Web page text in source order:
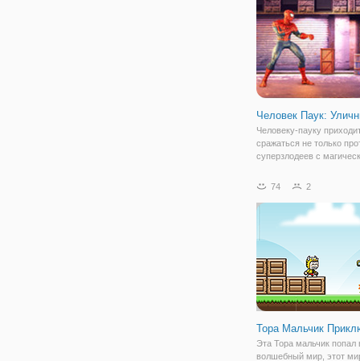
крутые трюки,
Человек Паук:
Человеку-пауку
сражаться не только
суперзлодеев с
которые порой, могут
урона, чем кто-либо
онлайн игре
74 2
Тора Мальчик
Эта Тора мальчик попал
волшебный мир, этот